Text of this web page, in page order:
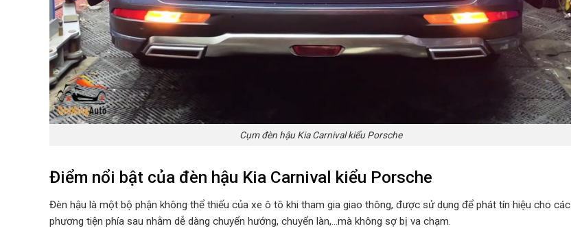
Cụm đèn hậu Kia Carnival kiểu Porsche
Điểm nổi bật của đèn hậu Kia Carnival kiểu Porsche
Đèn hậu là một bộ phận không thể thiếu của xe ô tô khi tham gia giao thông, được sử dụng để phát tín hiệu cho các
phương tiện phía sau nhằm dễ dàng chuyển hướng, chuyển làn,…mà không sợ bị va chạm.